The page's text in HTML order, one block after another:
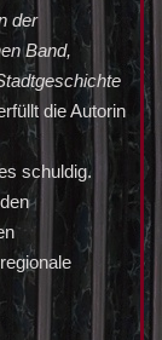
der
Band,
die Autorin
schuldig.